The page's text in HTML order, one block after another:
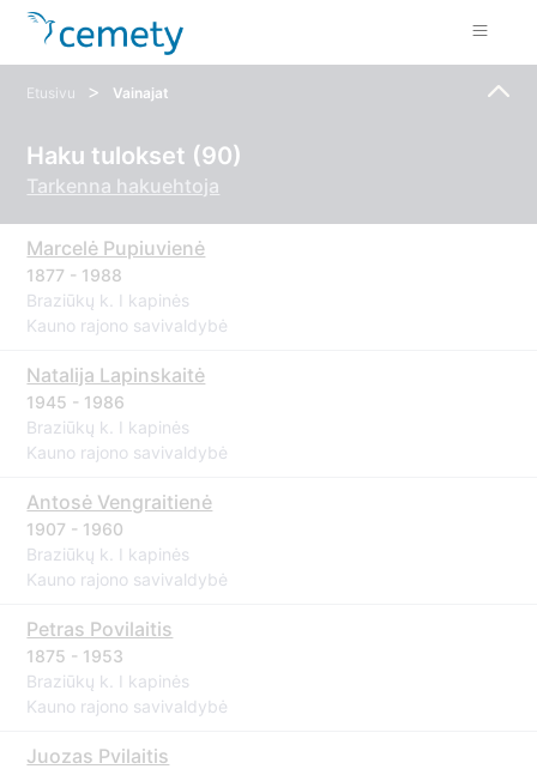
Etusivu > Vainajat
Haku tulokset (90)
Tarkenna hakuehtoja
Marcelė Pupiuvienė
1877 - 1988
Braziūkų k. I kapinės
Kauno rajono savivaldybė
Natalija Lapinskaitė
1945 - 1986
Braziūkų k. I kapinės
Kauno rajono savivaldybė
Antosė Vengraitienė
1907 - 1960
Braziūkų k. I kapinės
Kauno rajono savivaldybė
Petras Povilaitis
1875 - 1953
Braziūkų k. I kapinės
Kauno rajono savivaldybė
Juozas Pvilaitis